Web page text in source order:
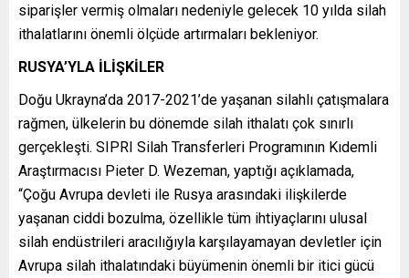
siparişler vermiş olmaları nedeniyle gelecek 10 yılda silah
ithalatlarını önemli ölçüde artırmaları bekleniyor.
RUSYA’YLA İLİŞKİLER
Doğu Ukrayna’da 2017-2021’de yaşanan silahlı çatışmalara
rağmen, ülkelerin bu dönemde silah ithalatı çok sınırlı
gerçekleşti. SIPRI Silah Transferleri Programının Kıdemli
Araştırmacısı Pieter D. Wezeman, yaptığı açıklamada,
“Çoğu Avrupa devleti ile Rusya arasındaki ilişkilerde
yaşanan ciddi bozulma, özellikle tüm ihtiyaçlarını ulusal
silah endüstrileri aracılığıyla karşılayamayan devletler için
Avrupa silah ithalatındaki büyümenin önemli bir itici gücü